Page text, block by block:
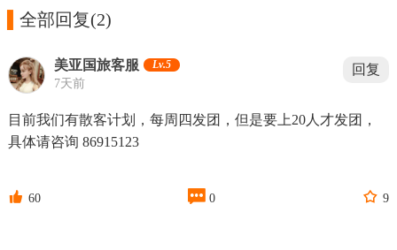
全部回复(2)
美亚国旅客服 Lv.5
7天前
回复
目前我们有散客计划，每周四发团，但是要上20人才发团，
具体请咨询 86915123
 60  0  9